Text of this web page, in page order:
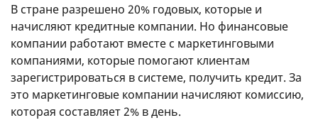
В стране разрешено 20% годовых, которые и
начисляют кредитные компании. Но финансовые
компании работают вместе с маркетинговыми
компаниями, которые помогают клиентам
зарегистрироваться в системе, получить кредит. За
это маркетинговые компании начисляют комиссию,
которая составляет 2% в день.